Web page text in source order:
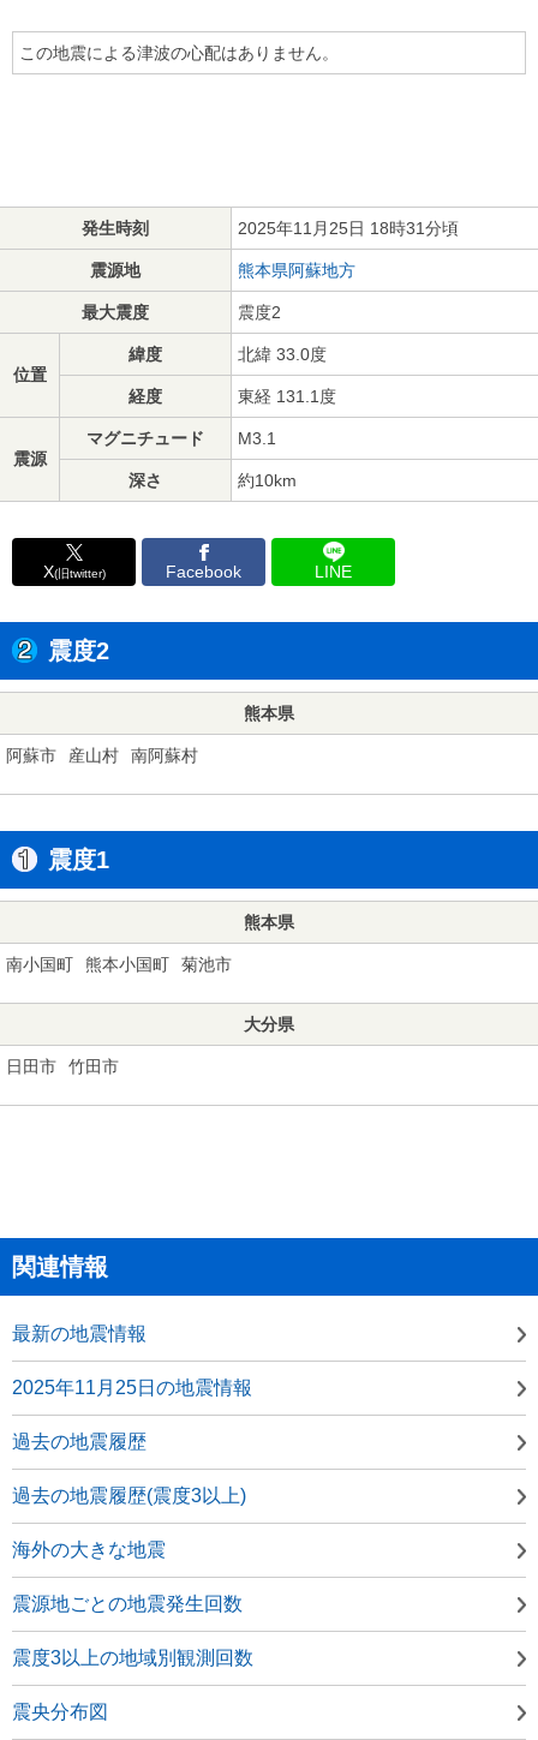
この地震による津波の心配はありません。
発生時刻 2025年11月25日 18時31分頃
震源地 熊本県阿蘇地方
最大震度 震度2
位置
緯度 北緯 33.0度
経度 東経 131.1度
震源
マグニチュード M3.1
深さ 約10km
X(旧twitter) Facebook LINE
震度2
熊本県
阿蘇市 産山村 南阿蘇村
震度1
熊本県
南小国町 熊本小国町 菊池市
大分県
日田市 竹田市
関連情報
最新の地震情報
2025年11月25日の地震情報
過去の地震履歴
過去の地震履歴(震度3以上)
海外の大きな地震
震源地ごとの地震発生回数
震度3以上の地域別観測回数
震央分布図